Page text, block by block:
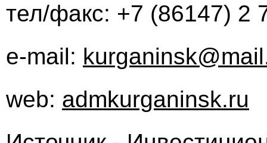
тел/факс: +7 (86147) 2
e-mail:
web: admkurganinsk.ru